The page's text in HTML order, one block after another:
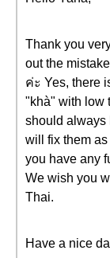
Thank you
out the
ค่ะ Yes, there
"khà" with low
should always
will fix them
you have any
We wish you
Thai.
Have a nice